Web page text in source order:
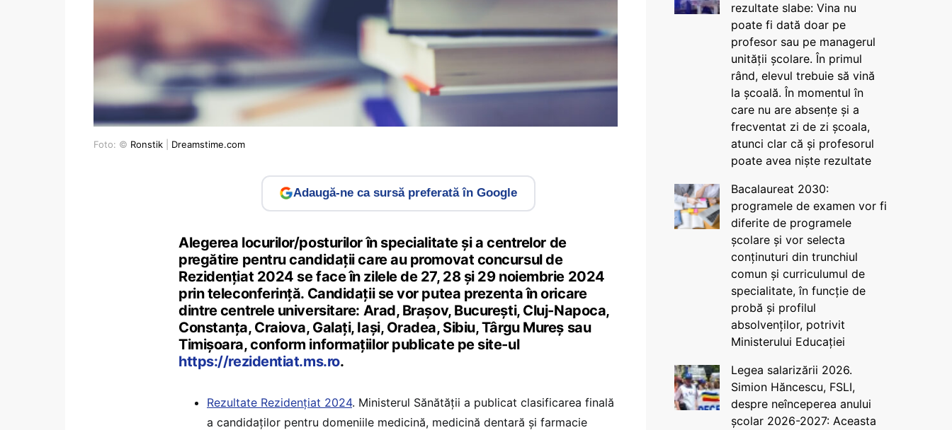
Foto: © Ronstik Dreamstime.com
Adaugă-ne ca sursă preferată în Google
Alegerea locurilor/posturilor în specialitate şi a centrelor de
pregătire pentru candidații care au promovat concursul de
Rezidențiat 2024 se face în zilele de 27, 28 și 29 noiembrie 2024
prin teleconferinţă. Candidaţii se vor putea prezenta în oricare
dintre centrele universitare: Arad, Braşov, Bucureşti, Cluj-Napoca,
Constanţa, Craiova, Galaţi, Iaşi, Oradea, Sibiu, Târgu Mureş sau
Timişoara, conform informațiilor publicate pe site-ul
https://rezidentiat.ms.ro.
Rezultate Rezidențiat 2024. Ministerul Sănătății a publicat clasificarea finală
a candidaților pentru domeniile medicină, medicină dentară și farmacie
rezultate slabe: Vina nu
poate fi dată doar pe
profesor sau pe managerul
unității școlare. În primul
rând, elevul trebuie să vină
la școală. În momentul în
care nu are absențe și a
frecventat zi de zi școala,
atunci clar că și profesorul
poate avea niște rezultate
Bacalaureat 2030:
programele de examen vor fi
diferite de programele
școlare și vor selecta
conținuturi din trunchiul
comun și curriculumul de
specialitate, în funcție de
probă și profilul
absolvenților, potrivit
Ministerului Educației
Legea salarizării 2026.
Simion Hăncescu, FSLI,
despre neînceperea anului
școlar 2026-2027: Aceasta